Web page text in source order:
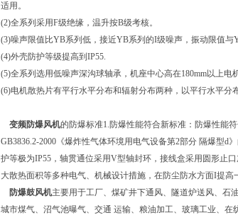
适用。
(2)全系列采用F级绝缘，温升按B级考核。
(3)噪声限值比YB系列低，接近YB系列的I级噪声，振动限值与
(4)外壳防护等级提高到IP55.
(5)全系列选用低噪声深沟球轴承，机座中心高在180mm以上电
(6)电机散热片有平行水平分布和辐射分布两种，以平行水平分
变频防爆风机的防爆标准1.防爆性能符合新标准：防爆性能
GB3836.2-2000《爆炸性气体环境用电气设备第2部分 隔爆型d
护等极为IP55，轴贯通位采用V型轴封环，接线盒采用圆形止
大散热面积等多种电气、机械设计措施，在防尘防水方面I提高
防爆鼓风机主要用于工厂、煤矿井下通风、隧道炉送风、石
城市煤气、沼气池曝气、交通 运输、粮油加工、玻璃工业、